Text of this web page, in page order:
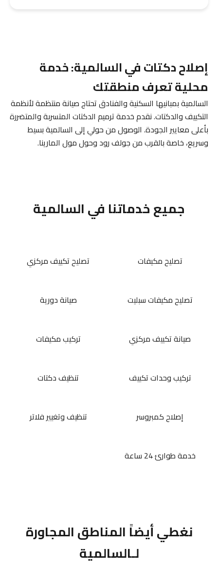
إصلاح دكتات في السالمية: خدمة
محلية تعرف منطقتك
السالمية بمبانيها السكنية والفنادق تحتاج صيانة منتظمة لأنظمة
التكييف والدكتات. نقدم خدمة ترميم الدكتات المتسربة والمتضررة
بأعلى معايير الجودة. الوصول من حولي إلى السالمية بسيط
وسريع، خاصة بالقرب من جولف رود وحول مول المارينا.
جميع خدماتنا في السالمية
تصليح مكيفات تصليح تكييف مركزي
تصليح مكيفات سبليت صيانة دورية
صيانة تكييف مركزي تركيب مكيفات
تركيب وحدات تكييف تنظيف دكتات
إصلاح كمبروسر تنظيف وتغيير فلاتر
خدمة طوارئ 24 ساعة
نغطي أيضاً المناطق المجاورة
لـالسالمية